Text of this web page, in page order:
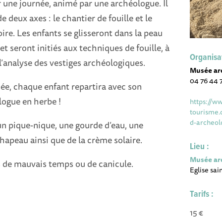
journée, animé par une archéologue. Il
deux axes : le chantier de fouille et le
Les enfants se glisseront dans la peau
seront initiés aux techniques de fouille, à
des vestiges archéologiques.
chaque enfant repartira avec son
en herbe !
pique-nique, une gourde d’eau, une
ainsi que de la crème solaire.
mauvais temps ou de canicule.
Musée
04 76 44
https://
d-
Lieu :
Musée
Eglise
Tarifs :
15 €